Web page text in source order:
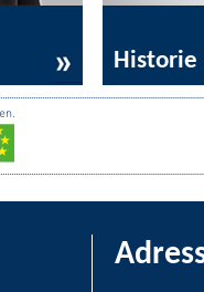
Historie